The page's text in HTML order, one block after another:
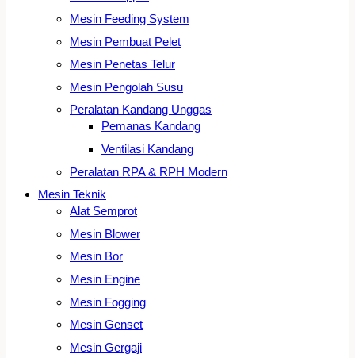
Mesin Feeding System
Mesin Pembuat Pelet
Mesin Penetas Telur
Mesin Pengolah Susu
Peralatan Kandang Unggas
Pemanas Kandang
Ventilasi Kandang
Peralatan RPA & RPH Modern
Mesin Teknik
Alat Semprot
Mesin Blower
Mesin Bor
Mesin Engine
Mesin Fogging
Mesin Genset
Mesin Gergaji